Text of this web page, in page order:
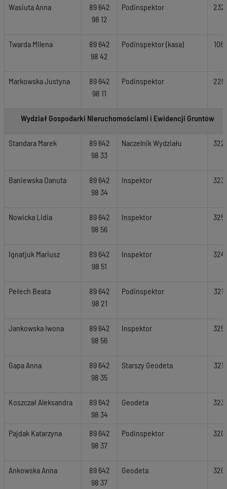
Wasiuta Anna
89 642
98 12
Podinspektor 232
Twarda Milena
89 642
98 42
Podinspektor (kasa) 106
Markowska Justyna
89 642
98 11
Podinspektor 229
Wydział Gospodarki Nieruchomościami i Ewidencji Gruntów
Standara Marek
89 642
98 33
Naczelnik Wydziału 322
Baniewska Danuta
89 642
98 34
Inspektor 323
Nowicka Lidia
89 642
98 56
Inspektor 325
Ignatjuk Mariusz
89 642
98 51
Inspektor 324
Pełech Beata
89 642
98 21
Podinspektor 321
Jankowska Iwona
89 642
98 56
Inspektor 325
Gapa Anna
89 642
98 35
Starszy Geodeta 321
Koszczał Aleksandra
89 642
98 34
Geodeta 323
Pajdak Katarzyna
89 642
98 37
Podinspektor 320
Ankowska Anna
89 642
98 37
Geodeta 320